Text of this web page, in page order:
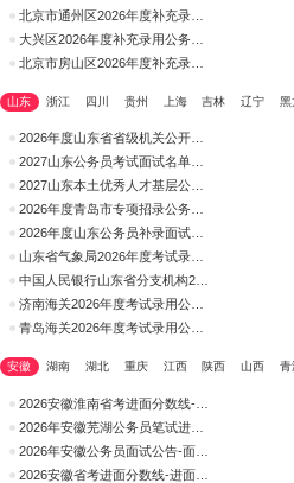
山东 浙江 四川 贵州 上海 吉林 辽宁 黑
安徽 湖南 湖北 重庆 江西 陕西 山西 青